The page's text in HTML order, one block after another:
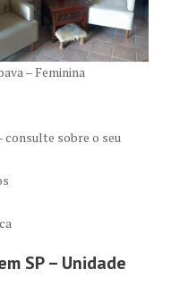
– Feminina
consulte sobre o seu
SP – Unidade